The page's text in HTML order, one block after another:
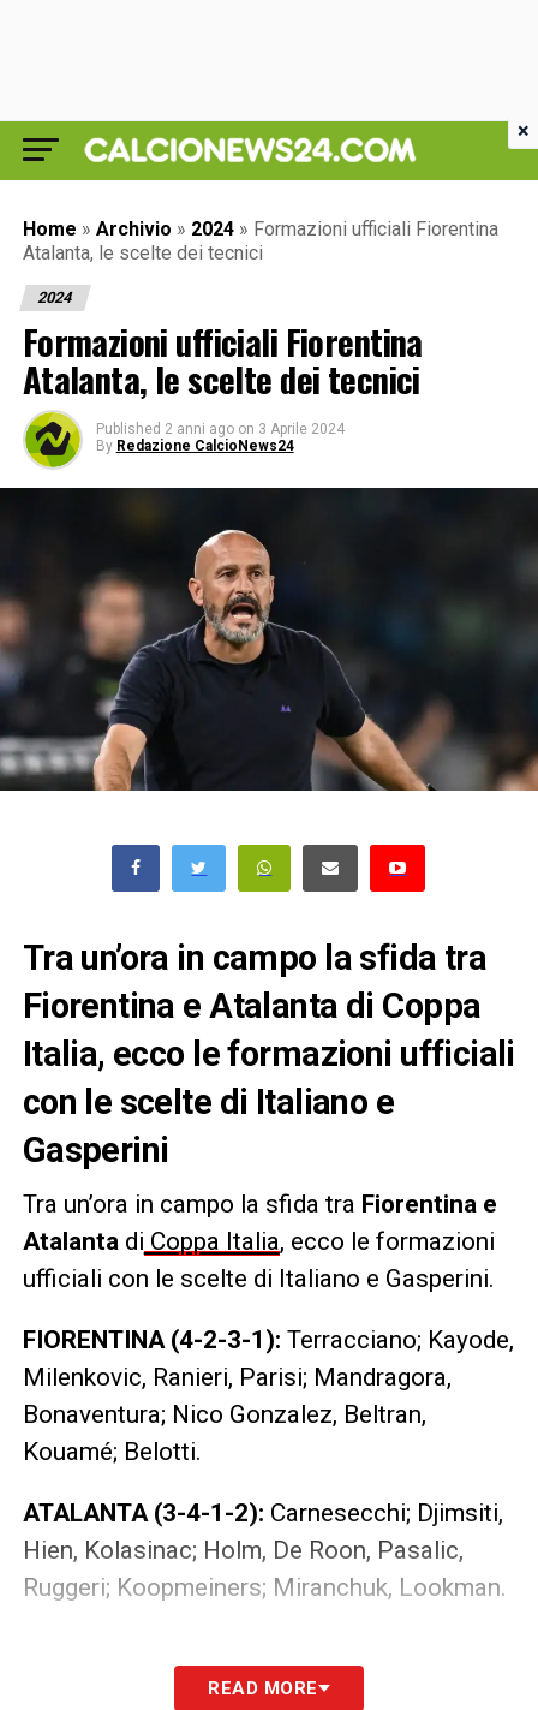
Home » Archivio » 2024 » Formazioni ufficiali Fiorentina
Atalanta, le scelte dei tecnici
2024
Formazioni ufficiali Fiorentina
Atalanta, le scelte dei tecnici
Published 2 anni ago on 3 Aprile 2024
By Redazione CalcioNews24
Tra un’ora in campo la sfida tra
Fiorentina e Atalanta di Coppa
Italia, ecco le formazioni ufficiali
con le scelte di Italiano e
Gasperini
Tra un’ora in campo la sfida tra Fiorentina e
Atalanta di Coppa Italia, ecco le formazioni
ufficiali con le scelte di Italiano e Gasperini.
FIORENTINA (4-2-3-1): Terracciano; Kayode,
Milenkovic, Ranieri, Parisi; Mandragora,
Bonaventura; Nico Gonzalez, Beltran,
Kouamé; Belotti.
ATALANTA (3-4-1-2): Carnesecchi; Djimsiti,
Hien, Kolasinac; Holm, De Roon, Pasalic,
Ruggeri; Koopmeiners; Miranchuk, Lookman.
READ MORE
×